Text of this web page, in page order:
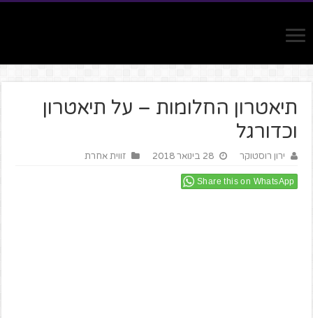
תיאטרון החלומות – על תיאטרון
וכדורגל
ירון רוסטוקר 28 בינואר 2018 זווית אחרת
Share this on WhatsApp